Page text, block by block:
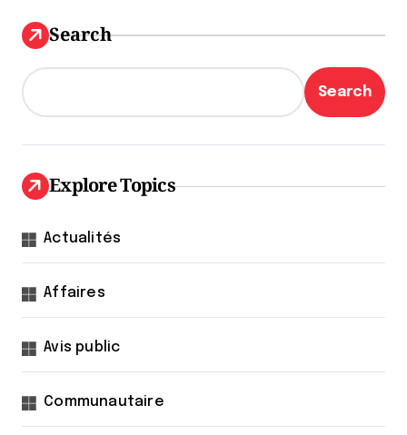
Search
Search
Explore Topics
Actualités
Affaires
Avis public
Communautaire